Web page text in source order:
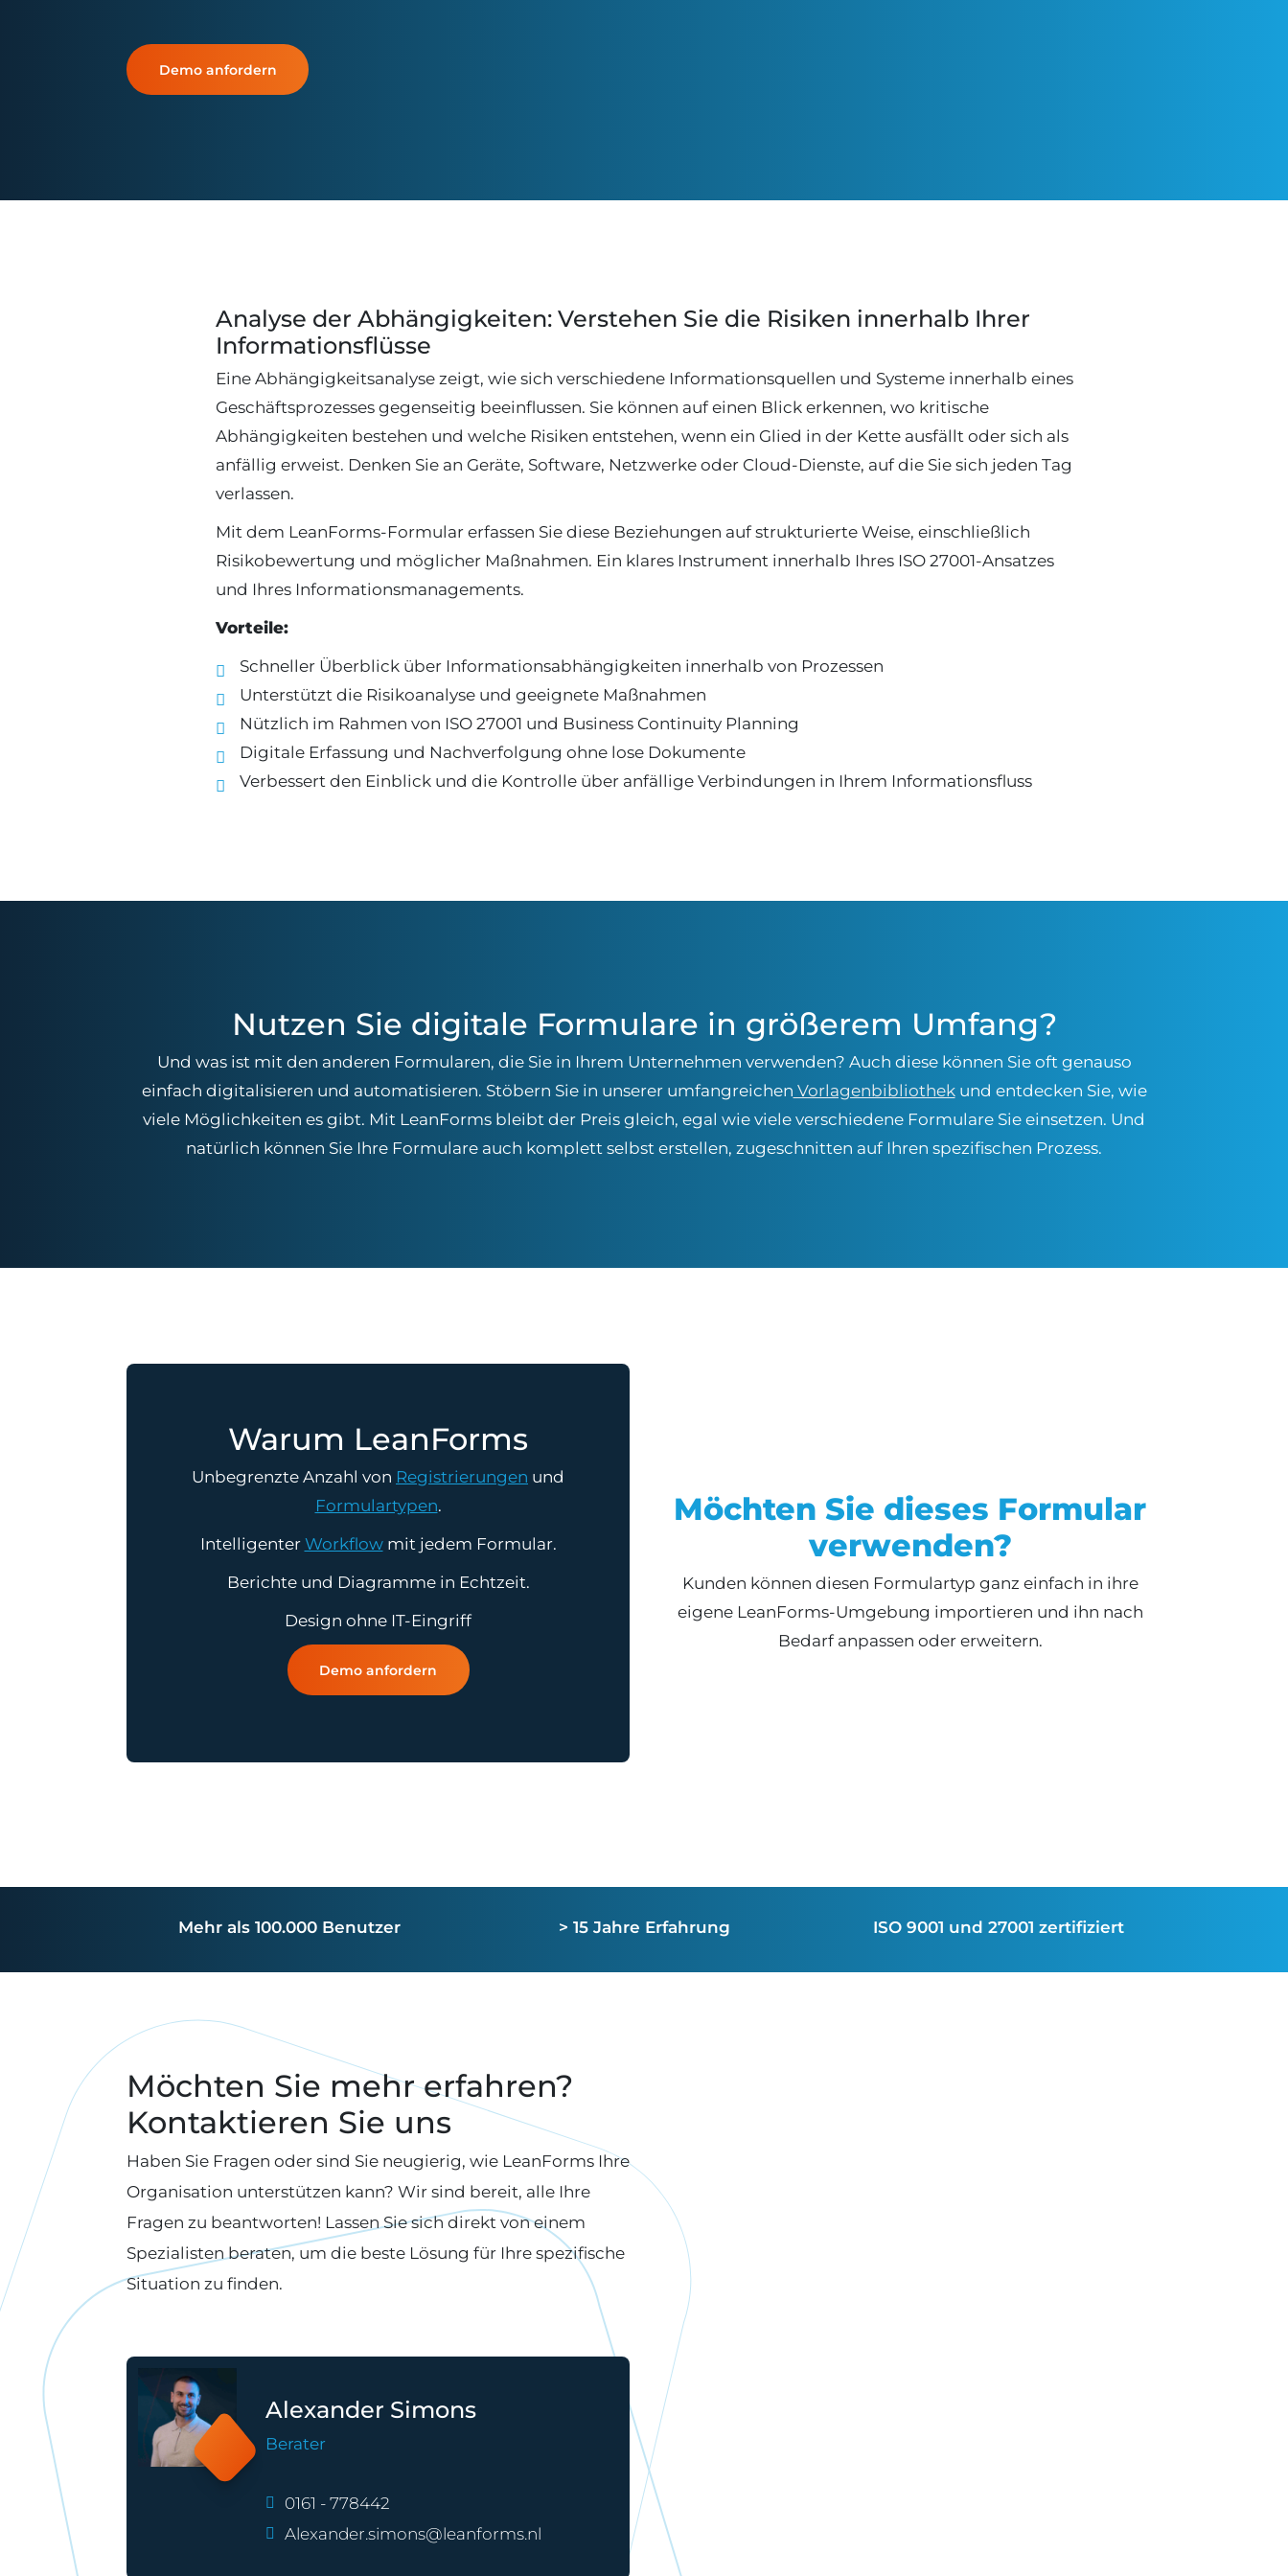
Demo anfordern
Analyse der Abhängigkeiten: Verstehen Sie die Risiken innerhalb Ihrer
Informationsflüsse
Eine Abhängigkeitsanalyse zeigt, wie sich verschiedene Informationsquellen und Systeme innerhalb eines
Geschäftsprozesses gegenseitig beeinflussen. Sie können auf einen Blick erkennen, wo kritische
Abhängigkeiten bestehen und welche Risiken entstehen, wenn ein Glied in der Kette ausfällt oder sich als
anfällig erweist. Denken Sie an Geräte, Software, Netzwerke oder Cloud-Dienste, auf die Sie sich jeden Tag
verlassen.
Mit dem LeanForms-Formular erfassen Sie diese Beziehungen auf strukturierte Weise, einschließlich
Risikobewertung und möglicher Maßnahmen. Ein klares Instrument innerhalb Ihres ISO 27001-Ansatzes
und Ihres Informationsmanagements.
Vorteile:
Schneller Überblick über Informationsabhängigkeiten innerhalb von Prozessen
Unterstützt die Risikoanalyse und geeignete Maßnahmen
Nützlich im Rahmen von ISO 27001 und Business Continuity Planning
Digitale Erfassung und Nachverfolgung ohne lose Dokumente
Verbessert den Einblick und die Kontrolle über anfällige Verbindungen in Ihrem Informationsfluss
Nutzen Sie digitale Formulare in größerem Umfang?
Und was ist mit den anderen Formularen, die Sie in Ihrem Unternehmen verwenden? Auch diese können Sie oft genauso
einfach digitalisieren und automatisieren. Stöbern Sie in unserer umfangreichen Vorlagenbibliothekund entdecken Sie, wie
viele Möglichkeiten es gibt. Mit LeanForms bleibt der Preis gleich, egal wie viele verschiedene Formulare Sie einsetzen. Und
natürlich können Sie Ihre Formulare auch komplett selbst erstellen, zugeschnitten auf Ihren spezifischen Prozess.
Warum LeanForms
Unbegrenzte Anzahl von Registrierungen und
Formulartypen.
Intelligenter Workflowmit jedem Formular.
Berichte und Diagramme in Echtzeit.
Design ohne IT-Eingriff
Demo anfordern
Möchten Sie dieses Formular
verwenden?
Kunden können diesen Formulartyp ganz einfach in ihre
eigene LeanForms-Umgebung importieren und ihn nach
Bedarf anpassen oder erweitern.
Mehr als 100.000 Benutzer > 15 Jahre Erfahrung ISO 9001 und 27001 zertifiziert
Möchten Sie mehr erfahren?
Kontaktieren Sie uns
Haben Sie Fragen oder sind Sie neugierig, wie LeanForms Ihre
Organisation unterstützen kann? Wir sind bereit, alle Ihre
Fragen zu beantworten! Lassen Sie sich direkt von einem
Spezialisten beraten, um die beste Lösung für Ihre spezifische
Situation zu finden.
Alexander Simons
Berater
0161 - 778442
Alexander.simons@leanforms.nl